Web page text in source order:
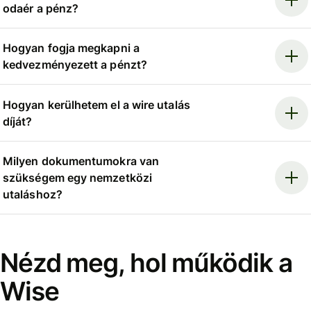
odaér a pénz?
Hogyan fogja megkapni a
kedvezményezett a pénzt?
Hogyan kerülhetem el a wire utalás
díját?
Milyen dokumentumokra van
szükségem egy nemzetközi
utaláshoz?
Nézd meg, hol működik a
Wise